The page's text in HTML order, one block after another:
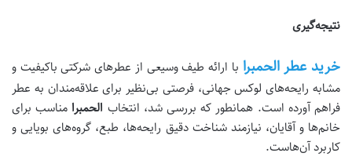
نتیجه‌گیری
خرید عطر الحمبرا با ارائه طیف وسیعی از عطرهای شرکتی باکیفیت و
مشابه رایحه‌های لوکس جهانی، فرصتی بی‌نظیر برای علاقه‌مندان به عطر
فراهم آورده است. همانطور که بررسی شد، انتخاب الحمبرا مناسب برای
خانم‌ها و آقایان، نیازمند شناخت دقیق رایحه‌ها، طبع، گروه‌های بویایی و
کاربرد آن‌هاست.